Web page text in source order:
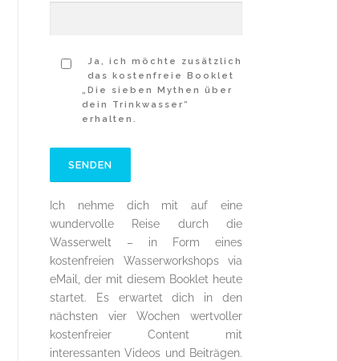
Ja, ich möchte zusätzlich
das kostenfreie Booklet
„Die sieben Mythen über
dein Trinkwasser“
erhalten.
Ich nehme dich mit auf eine
wundervolle Reise durch die
Wasserwelt – in Form eines
kostenfreien Wasserworkshops via
eMail, der mit diesem Booklet heute
startet. Es erwartet dich in den
nächsten vier Wochen wertvoller
kostenfreier Content mit
interessanten Videos und Beiträgen.